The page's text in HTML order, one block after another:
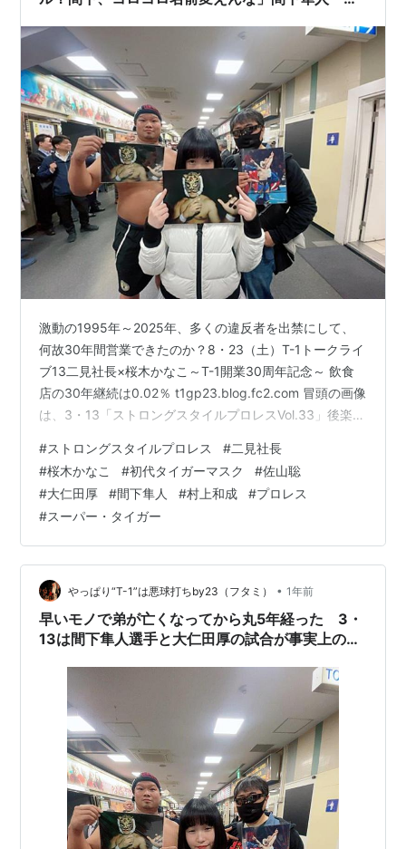
13SSPW33 桜木かなこさん、間下選手の謙虚な
振る舞いに感心
激動の1995年～2025年、多くの違反者を出禁にして、
何故30年間営業できたのか？8・23（土）T-1トークライ
ブ13二見社長×桜木かなこ～T-1開業30周年記念～ 飲食
店の30年継続は0.02％ t1gp23.blog.fc2.com 冒頭の画像
は、3・13「ストロングスタイルプロレスVol.33」後楽園
と二見。 今回の主な内容。 3・13「ストロングスタイル
プロレスVol.33」を桜木かなこさんと観戦。 間下隼人、
村上和成、関根シュレック秀樹 vs 大仁田厚、雷神矢口、
ザ・シューター2025について。 9・11（木）「ストロン
グスタ…
#ストロングスタイルプロレス #二見社長
#桜木かなこ #初代タイガーマスク #佐山聡
#大仁田厚 #間下隼人 #村上和成 #プロレス
#スーパー・タイガー
やっぱり“T-1”は悪球打ちby23（フタミ） • 1年前
早いモノで弟が亡くなってから丸5年経った 3・
13は間下隼人選手と大仁田厚の試合が事実上のメ